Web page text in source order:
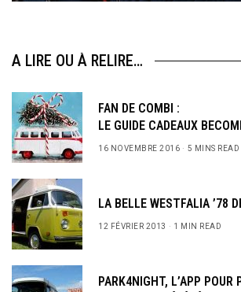
A LIRE OU À RELIRE…
FAN DE COMBI :
LE GUIDE CADEAUX
16 NOVEMBRE 2016 5 MINS READ
LA BELLE WESTFALIA ’78
12 FÉVRIER 2013 1 MIN READ
PARK4NIGHT, L’APP POUR